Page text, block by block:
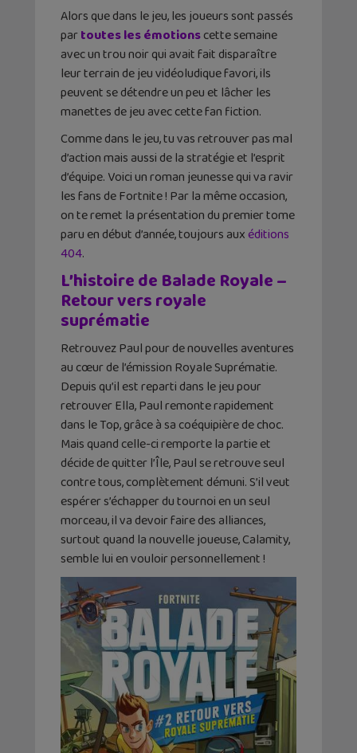
Alors que dans le jeu, les joueurs sont passés
partoutes les émotionscette semaine
avec un trou noir qui avait fait disparaître
leur terrain de jeu vidéoludique favori, ils
peuvent se détendre un peu et lâcher les
manettes de jeu avec cette fan fiction.
Comme dans le jeu, tu vas retrouver pas mal
d’action mais aussi de la stratégie et l’esprit
d’équipe. Voici un roman jeunesse qui va ravir
les fans de Fortnite ! Par la même occasion,
on te remet la présentation du premier tome
paru en début d’année, toujours auxéditions
404.
L’histoire de Balade Royale –
Retour vers royale
suprématie
Retrouvez Paul pour de nouvelles aventures
au cœur de l’émission Royale Suprématie.
Depuis qu’il est reparti dans le jeu pour
retrouver Ella, Paul remonte rapidement
dans le Top, grâce à sa coéquipière de choc.
Mais quand celle-ci remporte la partie et
décide de quitter l’Île, Paul se retrouve seul
contre tous, complètement démuni. S’il veut
espérer s’échapper du tournoi en un seul
morceau, il va devoir faire des alliances,
surtout quand la nouvelle joueuse, Calamity,
semble lui en vouloir personnellement !